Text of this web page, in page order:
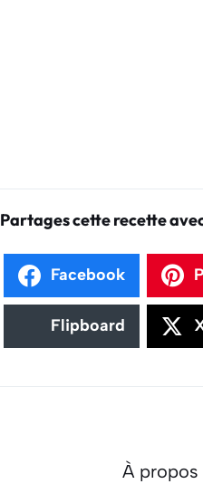
Partages cette recette
Facebook
Flipboard
À propos